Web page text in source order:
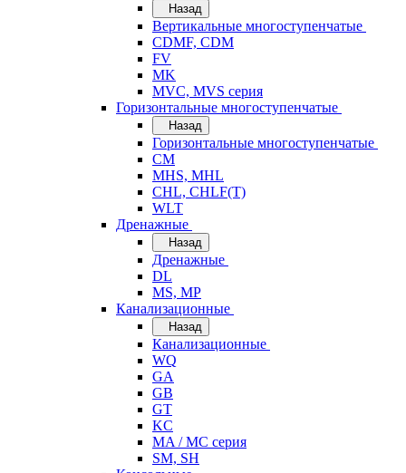
Назад
Вертикальные многоступенчатые
CDMF, CDM
FV
MK
MVC, MVS серия
Горизонтальные многоступенчатые
Назад
Горизонтальные многоступенчатые
CM
MHS, MHL
CHL, CHLF(T)
WLT
Дренажные
Назад
Дренажные
DL
MS, MP
Канализационные
Назад
Канализационные
WQ
GA
GB
GT
KC
MA / MC серия
SM, SH